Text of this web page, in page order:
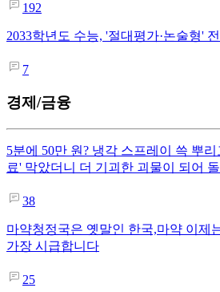
192
2033학년도 수능, '절대평가·논술형'
7
경제/금융
5분에 50만 원? 냉각 스프레이 쓱 뿌
료' 막았더니 더 기괴한 괴물이 되어
38
마약청정국은 옛말인 한국,마약 이제
가장 시급합니다
25